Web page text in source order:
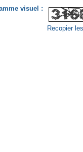
visuel :
Recopier